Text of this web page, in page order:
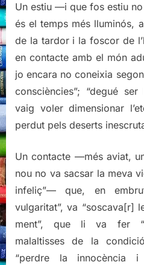
Un estiu —i que fos estiu
és el temps més lluminós,
de la tardor i la foscor de
en contacte amb el món
jo encara no coneixia
consciències”; “degué
vaig voler dimensionar
perdut pels deserts
Un contacte —més aviat,
nou no va sacsar la meva
infeliç”— que, en
vulgaritat”, va “soscava[r]
ment”, que li va fer
malaltisses de la
“perdre la innocència